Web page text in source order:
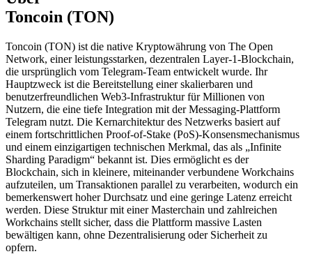
Toncoin (TON)
Toncoin (TON) ist die native Kryptowährung von The Open
Network, einer leistungsstarken, dezentralen Layer-1-Blockchain,
die ursprünglich vom Telegram-Team entwickelt wurde. Ihr
Hauptzweck ist die Bereitstellung einer skalierbaren und
benutzerfreundlichen Web3-Infrastruktur für Millionen von
Nutzern, die eine tiefe Integration mit der Messaging-Plattform
Telegram nutzt. Die Kernarchitektur des Netzwerks basiert auf
einem fortschrittlichen Proof-of-Stake (PoS)-Konsensmechanismus
und einem einzigartigen technischen Merkmal, das als „Infinite
Sharding Paradigm“ bekannt ist. Dies ermöglicht es der
Blockchain, sich in kleinere, miteinander verbundene Workchains
aufzuteilen, um Transaktionen parallel zu verarbeiten, wodurch ein
bemerkenswert hoher Durchsatz und eine geringe Latenz erreicht
werden. Diese Struktur mit einer Masterchain und zahlreichen
Workchains stellt sicher, dass die Plattform massive Lasten
bewältigen kann, ohne Dezentralisierung oder Sicherheit zu
opfern.